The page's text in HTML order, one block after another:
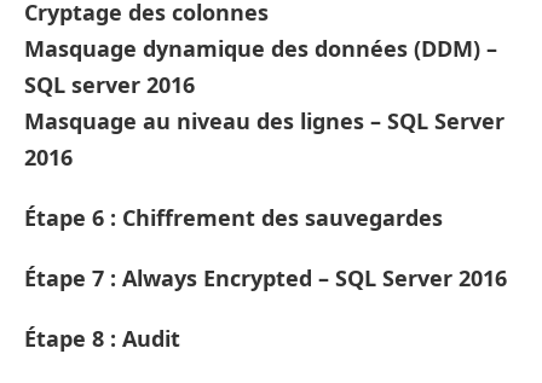
Cryptage des colonnes
Masquage dynamique des données (DDM) –
SQL server 2016
Masquage au niveau des lignes – SQL Server
2016
Étape 6 : Chiffrement des sauvegardes
Étape 7 : Always Encrypted – SQL Server 2016
Étape 8 : Audit